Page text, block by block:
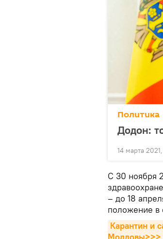
Политика
Додон:
14 марта
С 30 ноября
– до 18
положение в
Карантин и
Молдовы>>>